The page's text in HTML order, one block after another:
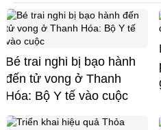
Bé trai nghi bị bạo hành
đến tử vong ở Thanh
Hóa: Bộ Y tế vào cuộc